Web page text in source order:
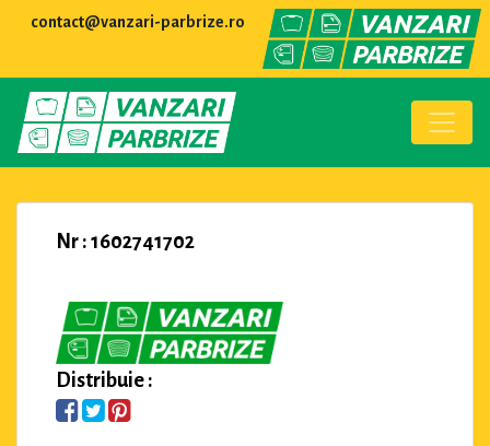
contact@vanzari-parbrize.ro
Nr : 1602741702
Distribuie :